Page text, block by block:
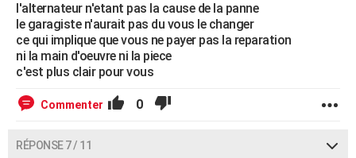
l'alternateur n'etant pas la cause de la panne
le garagiste n'aurait pas du vous le changer
ce qui implique que vous ne payer pas la reparation
ni la main d'oeuvre ni la piece
c'est plus clair pour vous
Commenter 0
RÉPONSE 7 / 11